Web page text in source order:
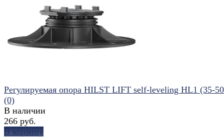
сравнить
Регулируемая опора HILST LIFT self-leveling HL1 (35-
(0)
В наличии
266 руб.
В корзину